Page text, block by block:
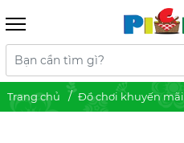
Trang chủ Đồ chơi khuyến mãi